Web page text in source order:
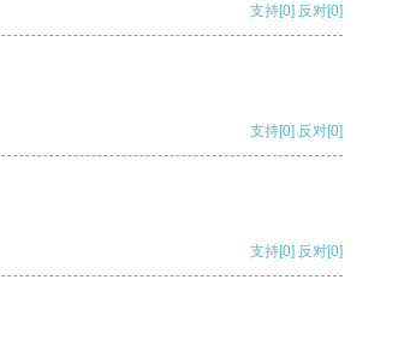
支持[0] 反对[0]
支持[0] 反对[0]
支持[0] 反对[0]